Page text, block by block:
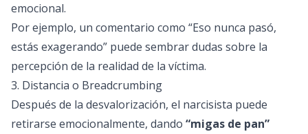
emocional.
Por ejemplo, un comentario como “Eso nunca pasó,
estás exagerando” puede sembrar dudas sobre la
percepción de la realidad de la víctima.
3. Distancia o Breadcrumbing
Después de la desvalorización, el narcisista puede
retirarse emocionalmente, dando “migas de pan”